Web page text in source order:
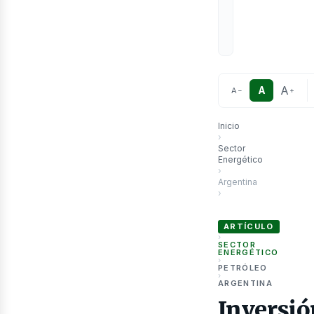
A − A A +
Inicio
›
Sector
Energético
›
Argentina
›
ARTÍCULO
›
SECTOR
ENERGÉTICO
›
PETRÓLEO
›
ARGENTINA